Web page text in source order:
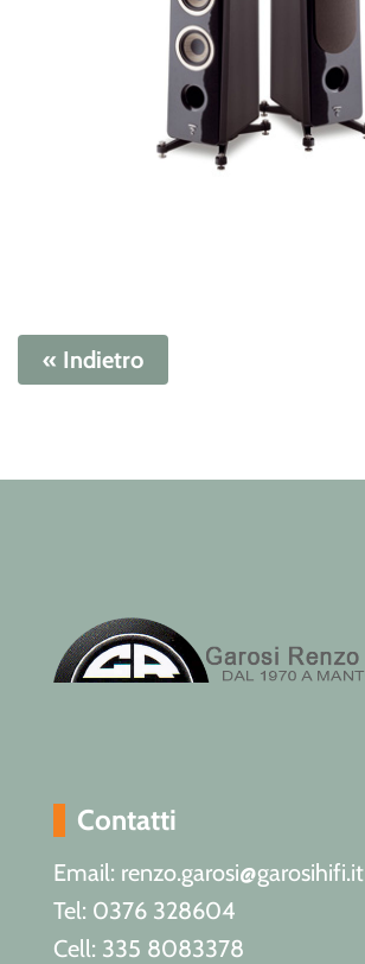
« Indietro
Contatti
Email: renzo.garosi@garosihifi.it
Tel: 0376 328604
Cell: 335 8083378